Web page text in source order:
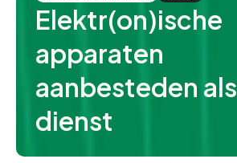
Elektr(on)ische
apparaten
aanbesteden als
dienst